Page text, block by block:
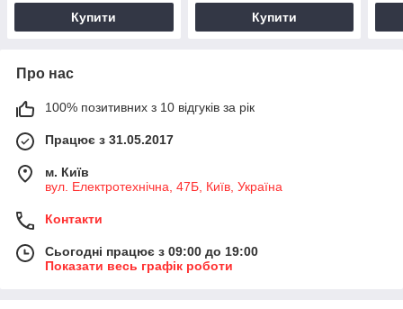
Купити Купити
Про нас
100% позитивних з 10 відгуків за рік
Працює з 31.05.2017
м. Київ
вул. Електротехнічна, 47Б, Київ, Україна
Контакти
Сьогодні працює з 09:00 до 19:00
Показати весь графік роботи